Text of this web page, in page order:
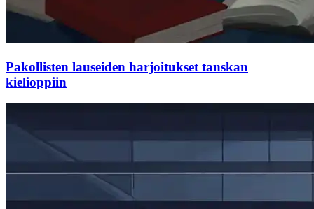
Pakollisten lauseiden harjoitukset tanskan
kielioppiin